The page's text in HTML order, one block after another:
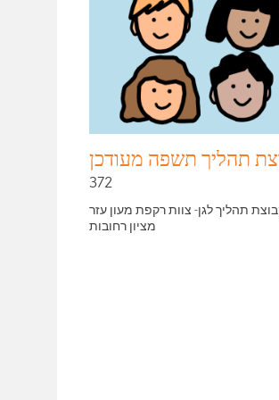
תהליך תשפה מעודכן
372
תהליך לגן- צוות רקפת מעון עזר
מציון רחובות